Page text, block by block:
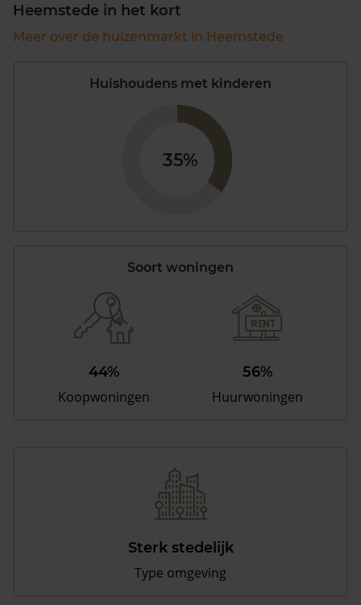
Heemstede in het kort
Meer over de huizenmarkt in Heemstede
Huishoudens met kinderen
35%
Soort woningen
44%
Koopwoningen
56%
Huurwoningen
Sterk stedelijk
Type omgeving